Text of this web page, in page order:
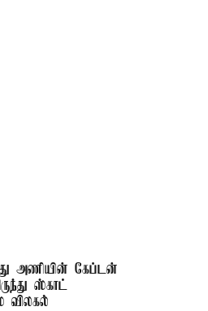
அணியின் கேப்டன்
ஸ்காட்
விலகல்